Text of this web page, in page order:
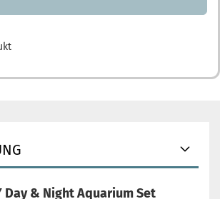
Day & Night Aquarium Set